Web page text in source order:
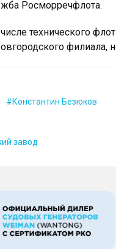
Росморречфлота.
технического
филиала,
Константин Безюков
завод